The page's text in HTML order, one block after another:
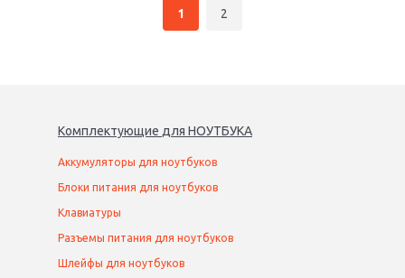
1 2
Комплектующие для НОУТБУКА
Аккумуляторы для ноутбуков
Блоки питания для ноутбуков
Клавиатуры
Разъемы питания для ноутбуков
Шлейфы для ноутбуков